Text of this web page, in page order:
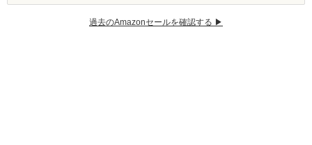
過去のAmazonセールを確認する ▶︎